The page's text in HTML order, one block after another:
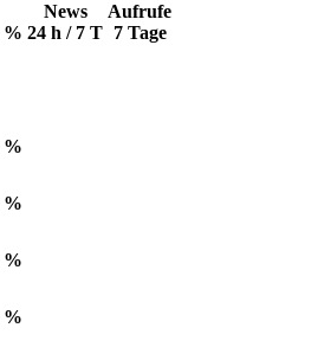
%
News
24 h / 7 T
Aufrufe
7 Tage
%
%
%
%